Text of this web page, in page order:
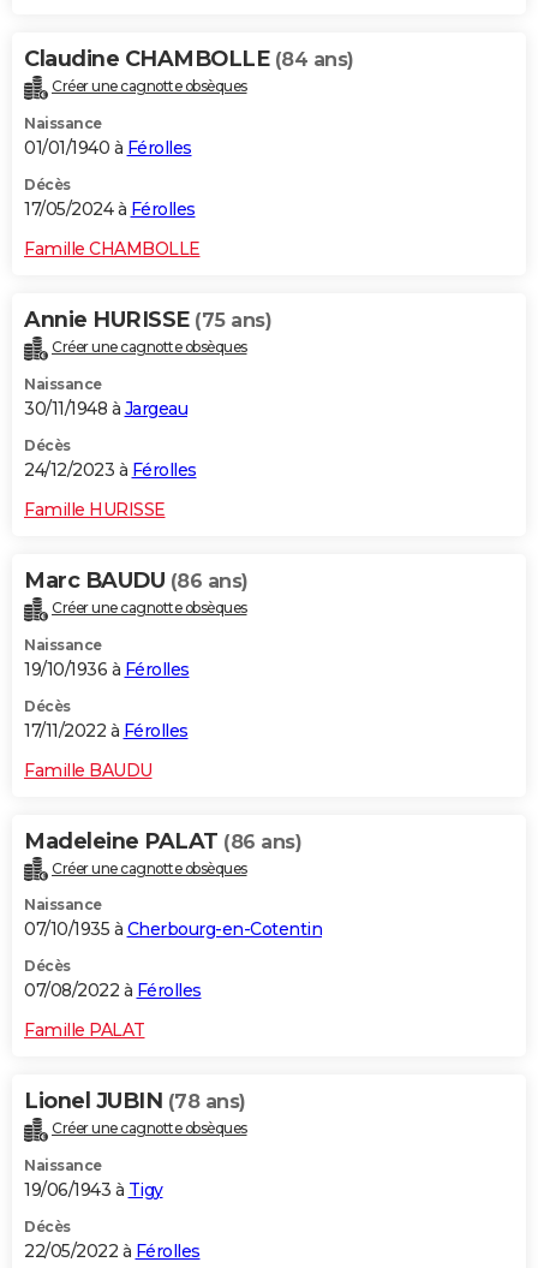
Claudine CHAMBOLLE (84 ans)
Créer une cagnotte obsèques
Naissance
01/01/1940 à Férolles
Décès
17/05/2024 à Férolles
Famille CHAMBOLLE
Annie HURISSE (75 ans)
Créer une cagnotte obsèques
Naissance
30/11/1948 à Jargeau
Décès
24/12/2023 à Férolles
Famille HURISSE
Marc BAUDU (86 ans)
Créer une cagnotte obsèques
Naissance
19/10/1936 à Férolles
Décès
17/11/2022 à Férolles
Famille BAUDU
Madeleine PALAT (86 ans)
Créer une cagnotte obsèques
Naissance
07/10/1935 à Cherbourg-en-Cotentin
Décès
07/08/2022 à Férolles
Famille PALAT
Lionel JUBIN (78 ans)
Créer une cagnotte obsèques
Naissance
19/06/1943 à Tigy
Décès
22/05/2022 à Férolles